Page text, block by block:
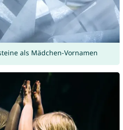
als Mädchen-Vornamen